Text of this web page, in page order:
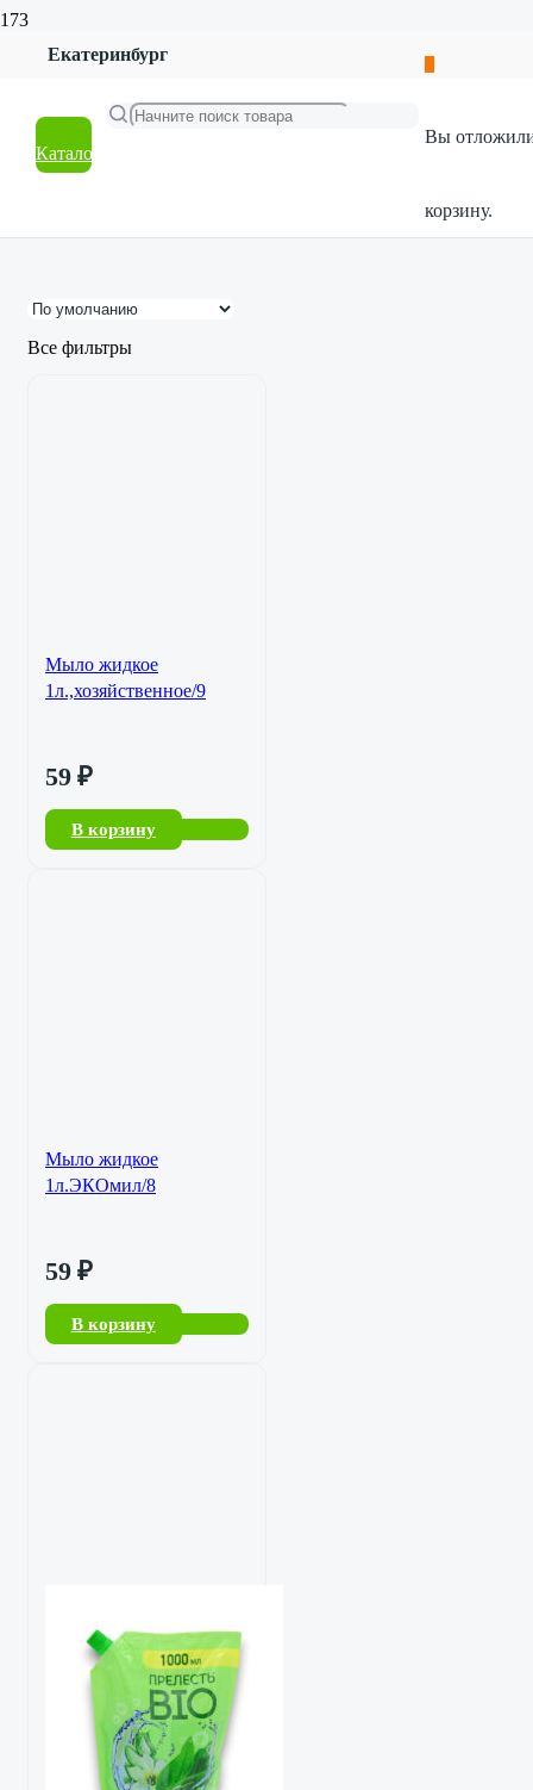
Екатеринбург
Каталог
Вы
корзину.
Главная
Жидкое мыло
Все фильтры
Мыло жидкое
1л.,хозяйственное/9
59 ₽
В корзину
Мыло жидкое
1л.ЭКОмил/8
59 ₽
В корзину